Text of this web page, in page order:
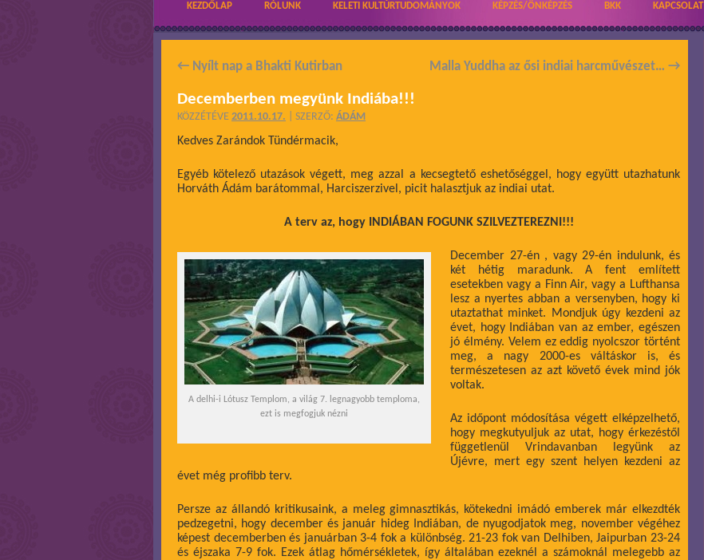
KEZDŐLAP RÓLUNK KELETI KULTÚRTUDOMÁNYOK KÉPZÉS/ÖNKÉPZÉS BKK KAPCSOLAT
← Nyílt nap a Bhakti Kutirban Malla Yuddha az ősi indiai harcművészet… →
Decemberben megyünk Indiába!!!
KÖZZÉTÉVE 2011.10.17. SZERZŐ: ÁDÁM
Kedves Zarándok Tündérmacik,
Egyéb kötelező utazások végett, meg azzal a kecsegtető eshetőséggel, hogy együtt utazhatunk
Horváth Ádám barátommal, Harciszerzivel, picit halasztjuk az indiai utat.
A terv az, hogy INDIÁBAN FOGUNK SZILVEZTEREZNI!!!
A delhi-i Lótusz Templom, a világ 7. legnagyobb temploma,
ezt is megfogjuk nézni
December 27-én , vagy 29-én indulunk, és
két hétig maradunk. A fent említett
esetekben vagy a Finn Air, vagy a Lufthansa
lesz a nyertes abban a versenyben, hogy ki
utaztathat minket. Mondjuk úgy kezdeni az
évet, hogy Indiában van az ember, egészen
jó élmény. Velem ez eddig nyolcszor történt
meg, a nagy 2000-es váltáskor is, és
természetesen az azt követő évek mind jók
voltak.
Az időpont módosítása végett elképzelhető,
hogy megkutyuljuk az utat, hogy érkezéstől
függetlenül Vrindavanban legyünk az
Újévre, mert egy szent helyen kezdeni az
évet még profibb terv.
Persze az állandó kritikusaink, a meleg gimnasztikás, kötekedni imádó emberek már elkezdték
pedzegetni, hogy december és január hideg Indiában, de nyugodjatok meg, november végéhez
képest decemberben és januárban 3-4 fok a különbség. 21-23 fok van Delhiben, Jaipurban 23-24
és éjszaka 7-9 fok. Ezek átlag hőmérsékletek, így általában ezeknél a számoknál melegebb az